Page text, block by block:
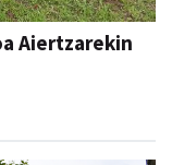
Aiertzarekin